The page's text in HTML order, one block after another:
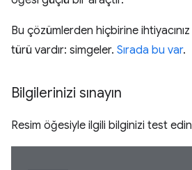
Bu çözümlerden hiçbirine
türü vardır: simgeler. Sırada bu var.
Bilgilerinizi sınayın
Resim öğesiyle ilgili bilginizi test edin